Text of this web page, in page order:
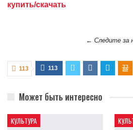
купить/скачать
← Следите за
113 113
Может быть интересно
КУЛЬТУРА